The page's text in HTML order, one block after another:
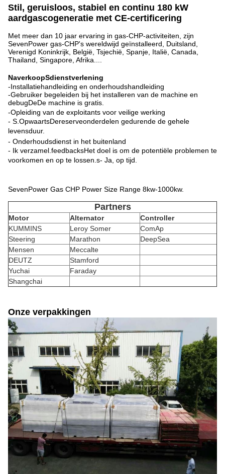
Stil, geruisloos, stabiel en continu 180 kW
aardgascogeneratie met CE-certificering
Met meer dan 10 jaar ervaring in gas-CHP-activiteiten, zijn
SevenPower gas-CHP's wereldwijd geïnstalleerd, Duitsland,
Verenigd Koninkrijk, België, Tsjechië, Spanje, Italië, Canada,
Thailand, Singapore, Afrika....
NaverkoopSdienstverlening
-Installatiehandleiding en onderhoudshandleiding
-Gebruiker begeleiden bij het installeren van de machine en
debugDeDe machine is gratis.
-Opleiding van de exploitants voor veilige werking
- S. OpwaartsDereserveonderdelen gedurende de gehele
levensduur.
- Onderhoudsdienst in het buitenland
- Ik verzamel. feedbacksHet doel is om de potentiële problemen te
voorkomen en op te lossen. s- Ja, op tijd.
SevenPower Gas CHP Power Size Range 8kw-1000kw.
Partners
Motor Alternator
Controller
KUMMINS
Leroy Somer
ComAp
Steering
Marathon
DeepSea
Mensen
Meccalte
DEUTZ
Stamford
Yuchai
Faraday
Shangchai
Onze verpakkingen